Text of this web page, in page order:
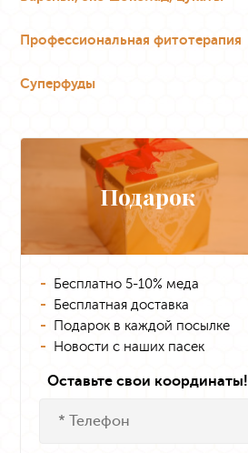
Профессиональная фитотерапия
Суперфуды
Подарок
Бесплатно 5-10% меда
Бесплатная доставка
Подарок в каждой посылке
Новости с наших пасек
Оставьте свои координаты!